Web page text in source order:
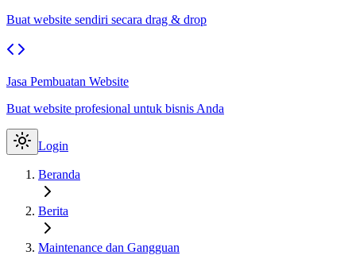
Buat website sendiri secara drag & drop
Jasa Pembuatan Website
Buat website profesional untuk bisnis Anda
Login
Beranda
Berita
Maintenance dan Gangguan